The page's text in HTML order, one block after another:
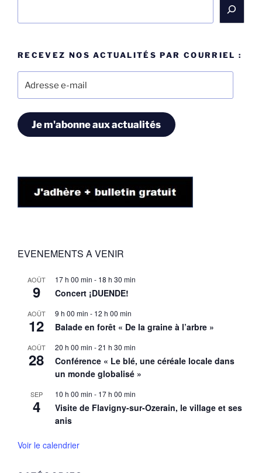
RECEVEZ NOS ACTUALITÉS PAR COURRIEL :
e-
Je m'abonne aux actualités
EVENEMENTS A VENIR
AOÛT
9
17 h 00 min - 18 h 30 min
Concert ¡DUENDE!
AOÛT
12
9 h 00 min - 12 h 00 min
Balade en forêt « De la graine à l’arbre »
AOÛT
28
20 h 00 min -21 h 30 min
Conférence « Le blé, une céréale locale dans
un monde globalisé »
SEP
4
10 h 00 min - 17 h 00 min
Visite de Flavigny-sur-Ozerain, le village et ses
anis
Voir le calendrier